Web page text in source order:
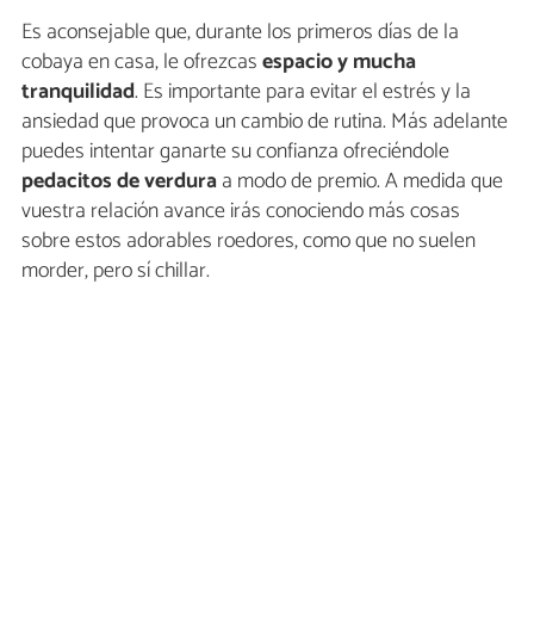
Es aconsejable que, durante los primeros días de la
cobaya en casa, le ofrezcasespacio y mucha
tranquilidad. Es importante para evitar el estrés y la
ansiedad que provoca un cambio de rutina. Más adelante
puedes intentar ganarte su confianza ofreciéndole
pedacitos de verduraa modo de premio. A medida que
vuestra relación avance irás conociendo más cosas
sobre estos adorables roedores, como que no suelen
morder, pero sí chillar.